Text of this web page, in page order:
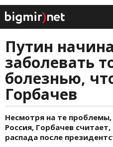
Путин
заболевать
болезнью,
Горбачев
Несмотря на те
Россия, Горбачев
распада после